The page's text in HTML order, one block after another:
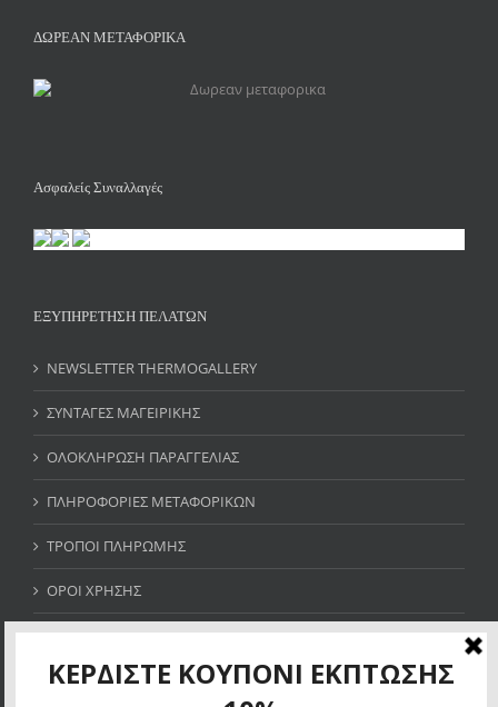
ΔΩΡΕΑΝ ΜΕΤΑΦΟΡΙΚΑ
Ασφαλείς Συναλλαγές
ΕΞΥΠΗΡΕΤΗΣΗ ΠΕΛΑΤΩΝ
NEWSLETTER THERMOGALLERY
ΣΥΝΤΑΓΕΣ ΜΑΓΕΙΡΙΚΗΣ
ΟΛΟΚΛΗΡΩΣΗ ΠΑΡΑΓΓΕΛΙΑΣ
ΠΛΗΡΟΦΟΡΙΕΣ ΜΕΤΑΦΟΡΙΚΩΝ
ΤΡΟΠΟΙ ΠΛΗΡΩΜΗΣ
ΟΡΟΙ ΧΡΗΣΗΣ
SITE MAP